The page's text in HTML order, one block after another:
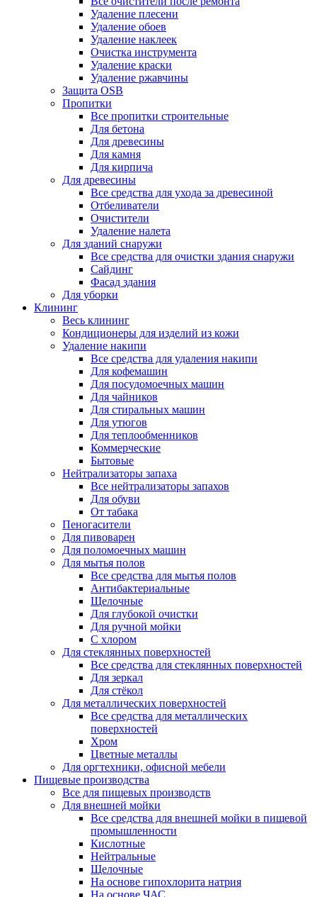
Удаление плесени
Удаление обоев
Удаление наклеек
Очистка инструмента
Удаление краски
Удаление ржавчины
Защита OSB
Пропитки
Все пропитки строительные
Для бетона
Для древесины
Для камня
Для кирпича
Для древесины
Все средства для ухода за древесиной
Отбеливатели
Очистители
Удаление налета
Для зданий снаружи
Все средства для очистки здания снаружи
Сайдинг
Фасад здания
Для уборки
Клининг
Весь клининг
Кондиционеры для изделий из кожи
Удаление накипи
Все средства для удаления накипи
Для кофемашин
Для посудомоечных машин
Для чайников
Для стиральных машин
Для утюгов
Для теплообменников
Коммерческие
Бытовые
Нейтрализаторы запаха
Все нейтрализаторы запахов
Для обуви
От табака
Пеногасители
Для пивоварен
Для поломоечных машин
Для мытья полов
Все средства для мытья полов
Антибактериальные
Щелочные
Для глубокой очистки
Для ручной мойки
С хлором
Для стеклянных поверхностей
Все средства для стеклянных поверхностей
Для зеркал
Для стёкол
Для металлических поверхностей
Все средства для металлических
поверхностей
Хром
Цветные металлы
Для оргтехники, офисной мебели
Пищевые производства
Все для пищевых производств
Для внешней мойки
Все средства для внешней мойки в пищевой
промышленности
Кислотные
Нейтральные
Щелочные
На основе гипохлорита натрия
На основе ЧАС